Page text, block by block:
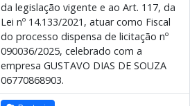
da legislação vigente e ao Art. 117, da
Lei nº 14.133/2021, atuar como Fiscal
do processo dispensa de licitação nº
090036/2025, celebrado com a
empresa GUSTAVO DIAS DE SOUZA
06770868903.